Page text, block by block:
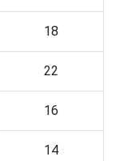
18
22
16
14